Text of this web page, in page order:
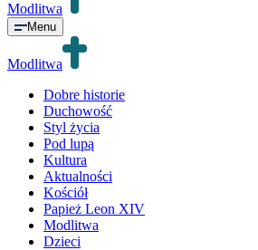
Modlitwa
Menu
Modlitwa
Dobre historie
Duchowość
Styl życia
Pod lupą
Kultura
Aktualności
Kościół
Papież Leon XIV
Modlitwa
Dzieci